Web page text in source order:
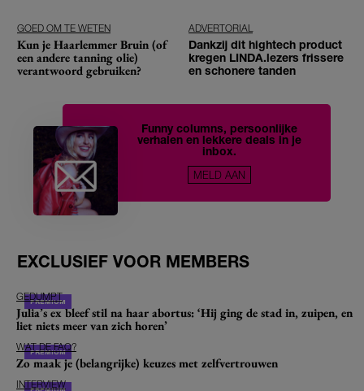
GOED OM TE WETEN
Kun je Haarlemmer Bruin (of
een andere tanning olie)
verantwoord gebruiken?
ADVERTORIAL
Dankzij dit hightech product
kregen LINDA.lezers frissere
en schonere tanden
Funny columns, persoonlijke
verhalen en lekkere deals in je
inbox.
MELD AAN
EXCLUSIEF VOOR MEMBERS
GEDUMPT
Julia’s ex bleef stil na haar abortus: ‘Hij ging de stad in, zuipen, en
liet niets meer van zich horen’
WAT DE FAQ?
Zo maak je (belangrijke) keuzes met zelfvertrouwen
INTERVIEW